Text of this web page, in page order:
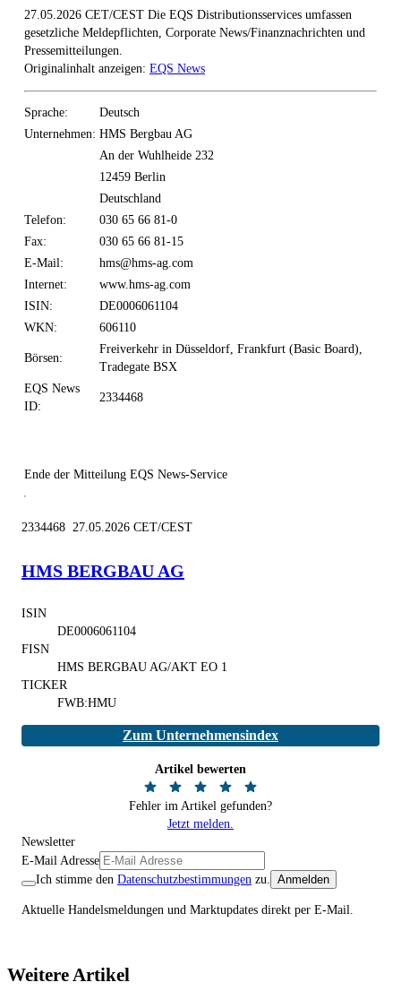
27.05.2026 CET/CEST Die EQS Distributionsservices umfassen
gesetzliche Meldepflichten, Corporate News/Finanznachrichten und
Pressemitteilungen.
Originalinhalt anzeigen: EQS News
Sprache:
Deutsch
Unternehmen: HMS Bergbau AG
An der Wuhlheide 232
12459 Berlin
Deutschland
Telefon:
030 65 66 81-0
Fax:
030 65 66 81-15
E-Mail:
hms@hms-ag.com
Internet:
www.hms-ag.com
ISIN:
DE0006061104
WKN:
606110
Börsen:
Freiverkehr in Düsseldorf, Frankfurt (Basic Board),
Tradegate BSX
EQS News
ID:
2334468
Ende der Mitteilung EQS News-Service
2334468 27.05.2026 CET/CEST
HMS BERGBAU AG
ISIN
DE0006061104
FISN
HMS BERGBAU AG/AKT EO 1
TICKER
FWB:HMU
Zum Unternehmensindex
Artikel bewerten
Fehler im Artikel gefunden?
Jetzt melden.
Newsletter
E-Mail Adresse
Ich stimme den Datenschutzbestimmungen zu. Anmelden
Aktuelle Handelsmeldungen und Marktupdates direkt per E-Mail.
Weitere Artikel